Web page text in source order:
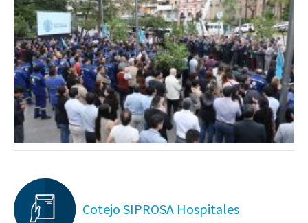
Cotejo SIPROSA Hospitales